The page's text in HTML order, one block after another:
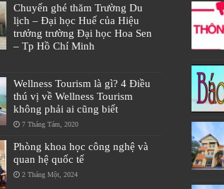
Chuyến ghé thăm Trường Du
lịch – Đại học Huế của Hiệu
trưởng trường Đại học Hoa Sen
– Tp Hồ Chí Minh
Wellness Tourism là gì? 4 Điều
thú vị về Wellness Tourism
không phải ai cũng biết
7 Tháng Tám, 2020
Phòng khoa học công nghệ và
quan hệ quốc tế
2 Tháng Một, 2024